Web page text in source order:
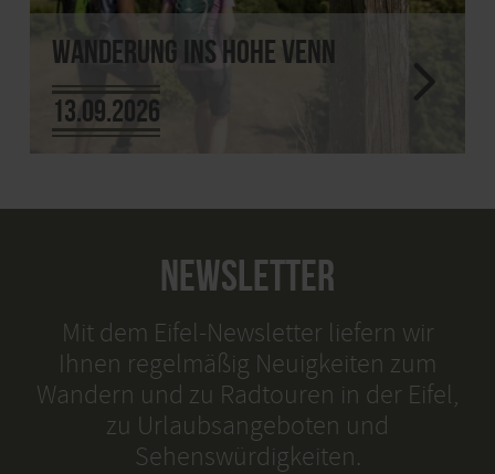
Wanderung ins Hohe Venn
13.09.2026
NEWSLETTER
Mit dem Eifel-Newsletter liefern wir
Ihnen regelmäßig Neuigkeiten zum
Wandern und zu Radtouren in der Eifel,
zu Urlaubsangeboten und
Sehenswürdigkeiten.